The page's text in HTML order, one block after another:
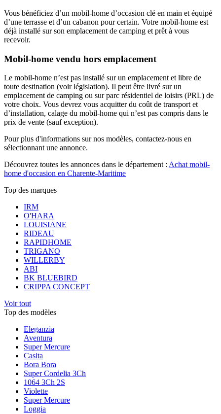
Vous bénéficiez d’un mobil-home d’occasion clé en main et équipé
d’une terrasse et d’un cabanon pour certain. Votre mobil-home est
déjà installé sur son emplacement de camping et prêt à vous
recevoir.
Mobil-home vendu hors emplacement
Le mobil-home n’est pas installé sur un emplacement et libre de
toute destination (voir législation). Il peut être livré sur un
emplacement de camping ou sur parc résidentiel de loisirs (PRL) de
votre choix. Vous devrez vous acquitter du coût de transport et
d’installation, calage du mobil-home qui n’est pas compris dans le
prix de vente (sauf exception).
Pour plus d'informations sur nos modèles, contactez-nous en
sélectionnant une annonce.
Découvrez toutes les annonces dans le département : Achat mobil-
home d'occasion en Charente-Maritime
Top des marques
IRM
O'HARA
LOUISIANE
RIDEAU
RAPIDHOME
TRIGANO
WILLERBY
ABI
BK BLUEBIRD
CRIPPA CONCEPT
Voir tout
Top des modèles
Eleganzia
Aventura
Super Mercure
Casita
Bora Bora
Super Cordelia 3Ch
1064 3Ch 2S
Violette
Super Mercure
Loggia